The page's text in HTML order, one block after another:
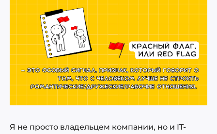
Я не просто владельцем компании, но и IT-